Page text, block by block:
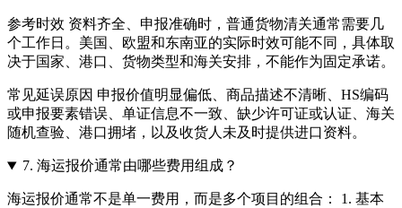
参考时效 资料齐全、申报准确时，普通货物清关通常需要几
个工作日。美国、欧盟和东南亚的实际时效可能不同，具体取
决于国家、港口、货物类型和海关安排，不能作为固定承诺。
常见延误原因 申报价值明显偏低、商品描述不清晰、HS编码
或申报要素错误、单证信息不一致、缺少许可证或认证、海关
随机查验、港口拥堵，以及收货人未及时提供进口资料。
7. 海运报价通常由哪些费用组成？
海运报价通常不是单一费用，而是多个项目的组合： 1. 基本